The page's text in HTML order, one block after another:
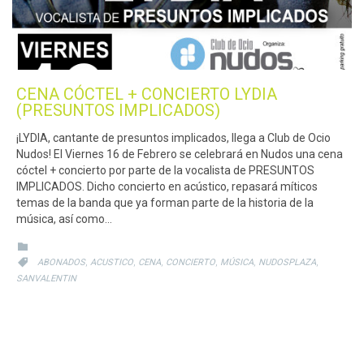
CENA CÓCTEL + CONCIERTO LYDIA
(PRESUNTOS IMPLICADOS)
¡LYDIA, cantante de presuntos implicados, llega a Club de Ocio
Nudos! El Viernes 16 de Febrero se celebrará en Nudos una cena
cóctel + concierto por parte de la vocalista de PRESUNTOS
IMPLICADOS. Dicho concierto en acústico, repasará míticos
temas de la banda que ya forman parte de la historia de la
música, así como…

 CATEGORY
ABONADOS, ACUSTICO, CENA, CONCIERTO, MÚSICA, NUDOSPLAZA,
SANVALENTIN